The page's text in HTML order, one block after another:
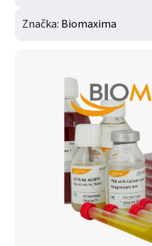
Značka: Biomaxima